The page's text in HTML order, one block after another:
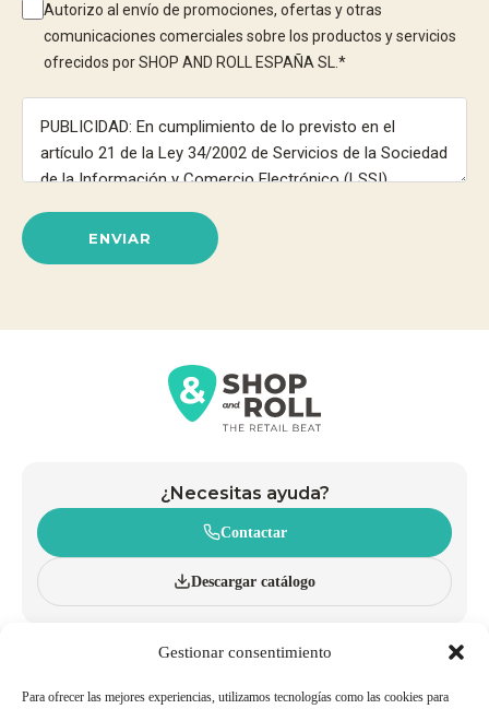
Gestionar consentimiento
Para ofrecer las mejores experiencias, utilizamos tecnologías como las cookies para
Autorizo al envío de promociones, ofertas y otras
comunicaciones comerciales sobre los productos y servicios
ofrecidos por SHOP AND ROLL ESPAÑA SL. *
ENVIAR
¿Necesitas ayuda?
Contactar
Descargar catálogo
CATÁLOGO
CARROS
CESTAS DE MANO